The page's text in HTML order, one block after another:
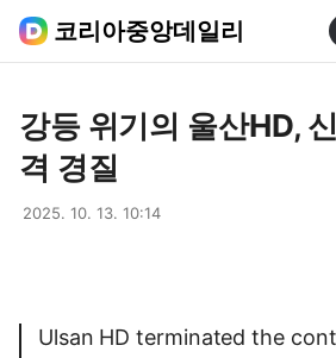
코리아중앙데일리
강등 위기의 울산HD,
격 경질
2025. 10. 13. 10:14
Ulsan HD terminated the